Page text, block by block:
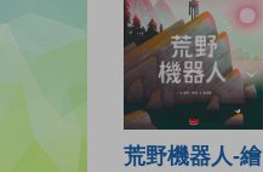
荒野機器人-繪